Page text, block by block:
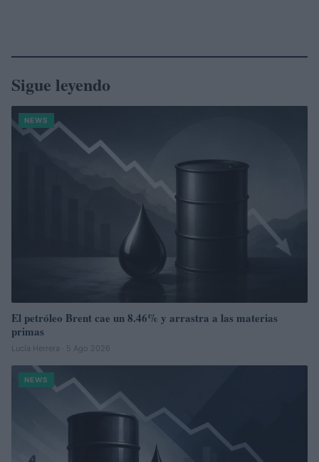
Sigue leyendo
NEWS
El petróleo Brent cae un 8.46% y arrastra a las materias
primas
Lucía Herrera · 5 Ago 2026
NEWS